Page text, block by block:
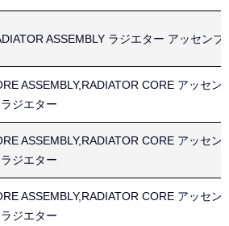
ASSEMBLY ラジエター アッセンブ
ASSEMBLY,RADIATOR CORE アッセン
ジエター
ASSEMBLY,RADIATOR CORE アッセン
ジエター
ASSEMBLY,RADIATOR CORE アッセン
ジエター